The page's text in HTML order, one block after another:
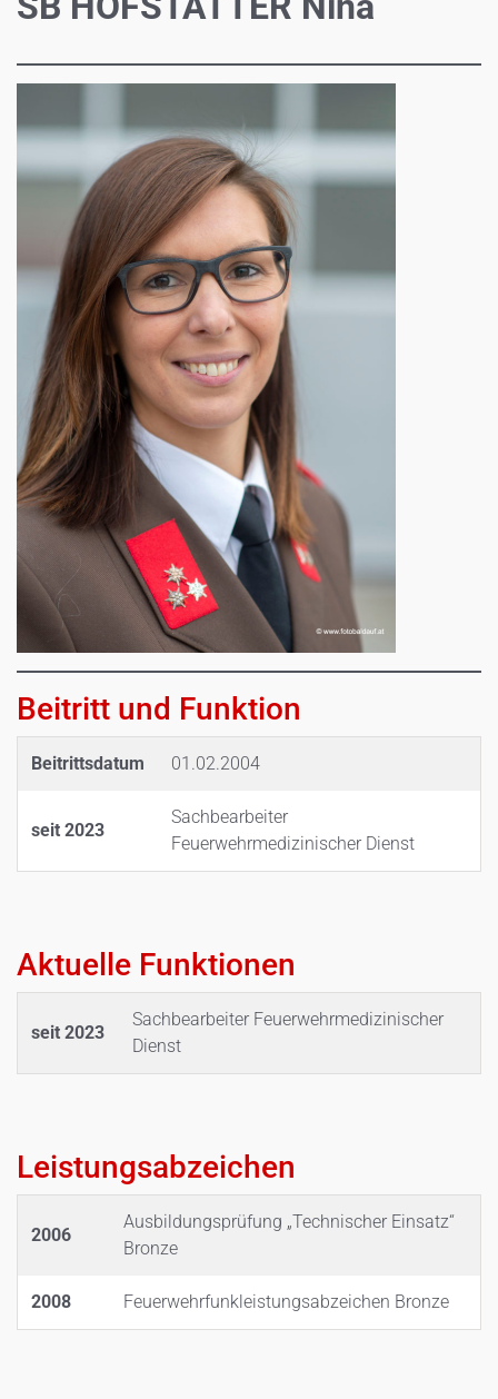
Beitritt und Funktion
Beitrittsdatum 01.02.2004
seit 2023
Sachbearbeiter
Feuerwehrmedizinischer Dienst
Aktuelle Funktionen
seit 2023
Sachbearbeiter Feuerwehrmedizinischer
Dienst
Leistungsabzeichen
2006
Ausbildungsprüfung „Technischer Einsatz“
Bronze
2008 Feuerwehrfunkleistungsabzeichen Bronze